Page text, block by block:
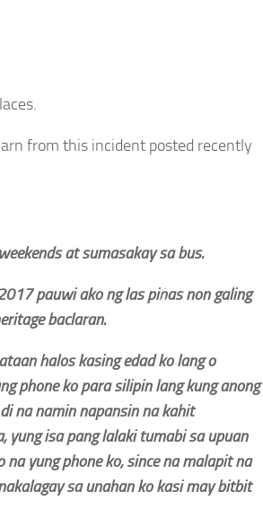
from this incident posted recently
at sumasakay sa bus.
pauwi ako ng las piñas non galing
baclaran.
halos kasing edad ko lang o
phone ko para silipin lang kung anong
na namin napansin na kahit
yung isa pang lalaki tumabi sa upuan
yung phone ko, since na malapit na
sa unahan ko kasi may bitbit